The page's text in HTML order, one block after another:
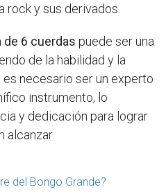
rock y sus derivados.
de 6 cuerdas puede ser una
de la habilidad y la
necesario ser un experto
instrumento, lo
y dedicación para lograr
alcanzar.
del Bongo Grande?